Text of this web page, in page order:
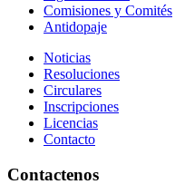
Comisiones y Comités
Antidopaje
Noticias
Resoluciones
Circulares
Inscripciones
Licencias
Contacto
Contactenos